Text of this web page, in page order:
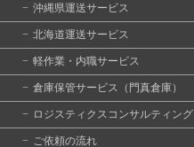
沖縄県運送サービス
北海道運送サービス
軽作業・内職サービス
倉庫保管サービス（門真倉庫）
ロジスティクスコンサルティング
ご依頼の流れ